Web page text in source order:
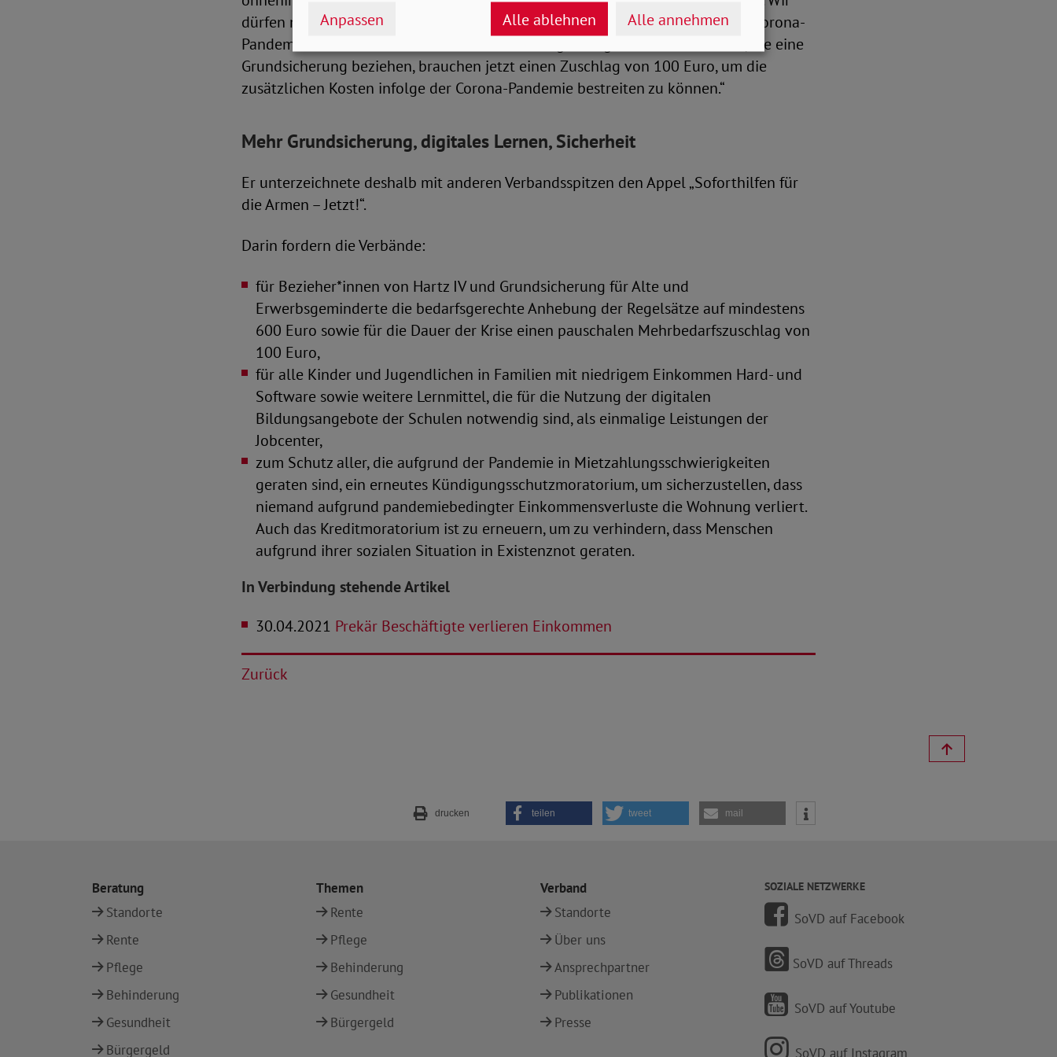
dürfen nicht zulassen, dass sozial benachteiligte Menschen durch und in der Corona-
Pandemie weiter an den Rand der Gesellschaft gedrängt werden. Menschen, die eine
Grundsicherung beziehen, brauchen jetzt einen Zuschlag von 100 Euro, um die
zusätzlichen Kosten infolge der Corona-Pandemie bestreiten zu können.“
Mehr Grundsicherung, digitales Lernen, Sicherheit
Er unterzeichnete deshalb mit anderen Verbandsspitzen den Appel „Soforthilfen für
die Armen – Jetzt!“.
Darin fordern die Verbände:
für Bezieher*innen von Hartz IV und Grundsicherung für Alte und
Erwerbsgeminderte die bedarfsgerechte Anhebung der Regelsätze auf mindestens
600 Euro sowie für die Dauer der Krise einen pauschalen Mehrbedarfszuschlag von
100 Euro,
für alle Kinder und Jugendlichen in Familien mit niedrigem Einkommen Hard- und
Software sowie weitere Lernmittel, die für die Nutzung der digitalen
Bildungsangebote der Schulen notwendig sind, als einmalige Leistungen der
Jobcenter,
zum Schutz aller, die aufgrund der Pandemie in Mietzahlungsschwierigkeiten
geraten sind, ein erneutes Kündigungsschutzmoratorium, um sicherzustellen, dass
niemand aufgrund pandemiebedingter Einkommensverluste die Wohnung verliert.
Auch das Kreditmoratorium ist zu erneuern, um zu verhindern, dass Menschen
aufgrund ihrer sozialen Situation in Existenznot geraten.
In Verbindung stehende Artikel
30.04.2021 Prekär Beschäftigte verlieren Einkommen
Zurück
drucken teilen tweet mail
Beratung
Standorte
Rente
Pflege
Behinderung
Gesundheit
Bürgergeld
Themen
Rente
Pflege
Behinderung
Gesundheit
Bürgergeld
Verband
Standorte
Über uns
Ansprechpartner
Publikationen
Presse
SOZIALE NETZWERKE
SoVD auf Facebook
SoVD auf Threads
SoVD auf Youtube
SoVD auf Instagram
Anpassen Alle ablehnen Alle annehmen